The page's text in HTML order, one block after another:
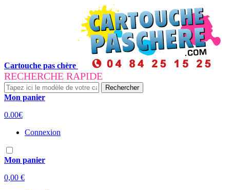
Cartouche pas chère
RECHERCHE RAPIDE
Rechercher
Mon panier
0.00€
Connexion
Mon panier
0,00 €